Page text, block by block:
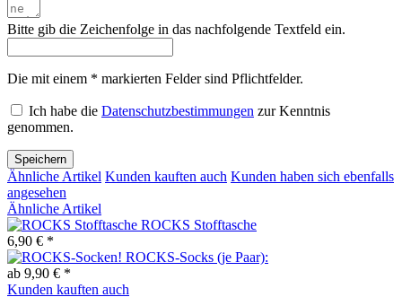
Bitte gib die Zeichenfolge in das nachfolgende Textfeld ein.
Die mit einem * markierten Felder sind Pflichtfelder.
Ich habe die Datenschutzbestimmungen zur Kenntnis
genommen.
Speichern
Ähnliche Artikel Kunden kauften auch Kunden haben sich ebenfalls
angesehen
Ähnliche Artikel
ROCKS Stofftasche
6,90 € *
ROCKS-Socks (je Paar):
ab 9,90 € *
Kunden kauften auch